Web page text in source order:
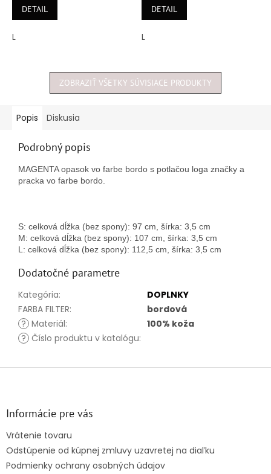
5,0
hviezdičiek.
DETAIL
L
5,0
hviezdičiek.
DETAIL
L
ZOBRAZIŤ VŠETKY SÚVISIACE PRODUKTY
Popis Diskusia
Podrobný popis
MAGENTA opasok vo farbe bordo s potlačou loga značky a
pracka vo farbe bordo.
S: celková dĺžka (bez spony): 97 cm, šírka: 3,5 cm
M: celková dĺžka (bez spony): 107 cm, šírka: 3,5 cm
L: celková dĺžka (bez spony): 112,5 cm, šírka: 3,5 cm
Dodatočné parametre
Kategória:
DOPLNKY
FARBA FILTER:
bordová
? Materiál:
100% koža
? Číslo produktu v katalógu:
Informácie pre vás
Vrátenie tovaru
Odstúpenie od kúpnej zmluvy uzavretej na diaľku
Podmienky ochrany osobných údajov